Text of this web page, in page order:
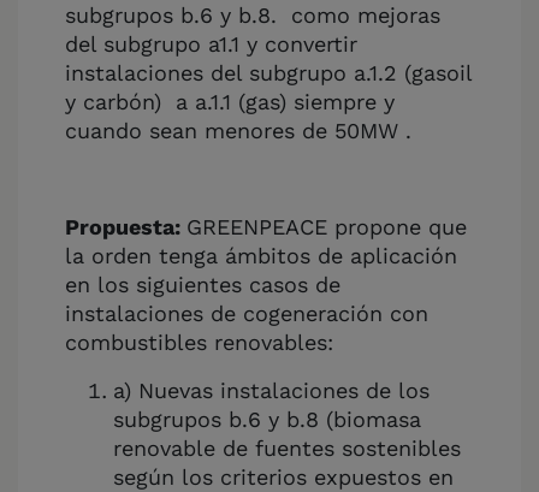
subgrupos b.6 y b.8. como mejoras
del subgrupo a1.1 y convertir
instalaciones del subgrupo a.1.2 (gasoil
y carbón) a a.1.1 (gas) siempre y
cuando sean menores de 50MW .
Propuesta: GREENPEACE propone que
la orden tenga ámbitos de aplicación
en los siguientes casos de
instalaciones de cogeneración con
combustibles renovables:
a) Nuevas instalaciones de los
subgrupos b.6 y b.8 (biomasa
renovable de fuentes sostenibles
según los criterios expuestos en